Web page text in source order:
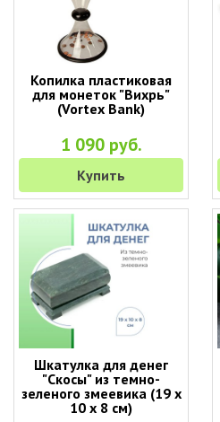
Копилка пластиковая
для монеток "Вихрь"
(Vortex Bank)
1 090 руб.
Купить
Шкатулка для денег
"Скосы" из темно-
зеленого змеевика (19 х
10 х 8 см)